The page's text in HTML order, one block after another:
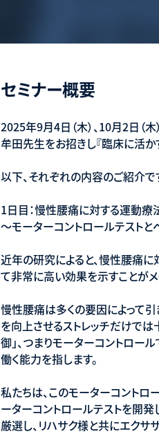
セミナー概要
2025年9月4日（木）、10月2日
牟田先生をお招きし『臨床に活か
以下、それぞれの内容のご紹介で
1日目：慢性腰痛に対する運動療
〜モーターコントロールテストと
近年の研究によると、慢性腰痛
て非常に高い効果を示すことが
慢性腰痛は多くの要因によって引
を向上させるストレッチだけで
御」、つまりモーターコントロー
働く能力を指します。
私たちは、このモーターコント
ーターコントロールテストを開発
厳選し、リハサク様と共にエクサ